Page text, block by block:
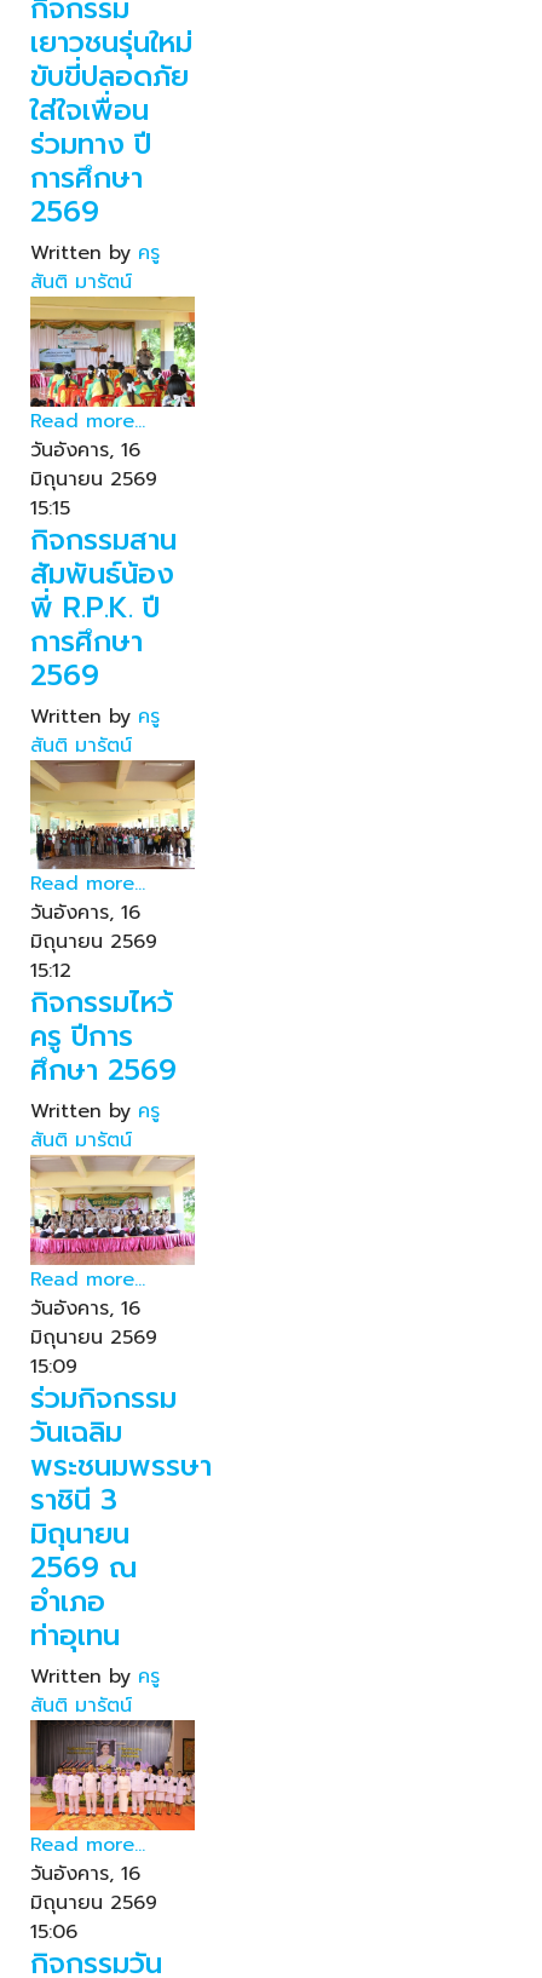
เยาวชนรุ่นใหม่
ขับขี่ปลอดภัย
ใส่ใจเพื่อน
ร่วมทาง ปี
การศึกษา
2569
Written by ครู
สันติ มารัตน์
Read more...
วันอังคาร, 16
มิถุนายน 2569
15:15
กิจกรรมสาน
สัมพันธ์น้อง
พี่ R.P.K. ปี
การศึกษา
2569
Written by ครู
สันติ มารัตน์
Read more...
วันอังคาร, 16
มิถุนายน 2569
15:12
กิจกรรมไหว้
ครู ปีการ
ศึกษา 2569
Written by ครู
สันติ มารัตน์
Read more...
วันอังคาร, 16
มิถุนายน 2569
15:09
ร่วมกิจกรรม
วันเฉลิม
พระชนมพรรษา
ราชินี 3
มิถุนายน
2569 ณ
อำเภอ
ท่าอุเทน
Written by ครู
สันติ มารัตน์
Read more...
วันอังคาร, 16
มิถุนายน 2569
15:06
กิจกรรมวัน